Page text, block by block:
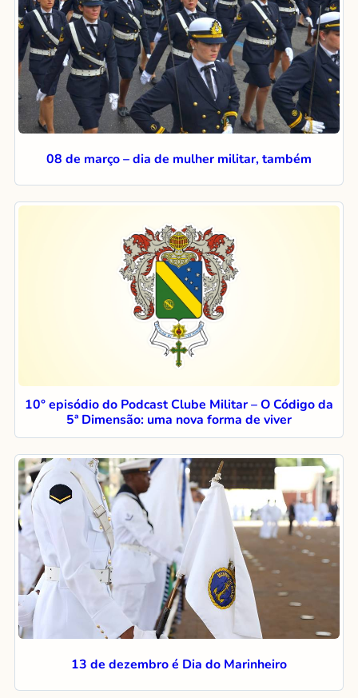
08 de março – dia de mulher militar, também
10° episódio do Podcast Clube Militar – O Código da
5ª Dimensão: uma nova forma de viver
13 de dezembro é Dia do Marinheiro